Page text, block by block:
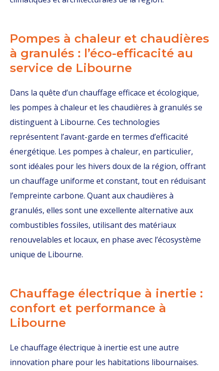
Pompes à chaleur et chaudières
à granulés : l’éco-efficacité au
service de Libourne
Dans la quête d’un chauffage efficace et écologique,
les pompes à chaleur et les chaudières à granulés se
distinguent à Libourne. Ces technologies
représentent l’avant-garde en termes d’efficacité
énergétique. Les pompes à chaleur, en particulier,
sont idéales pour les hivers doux de la région, offrant
un chauffage uniforme et constant, tout en réduisant
l’empreinte carbone. Quant aux chaudières à
granulés, elles sont une excellente alternative aux
combustibles fossiles, utilisant des matériaux
renouvelables et locaux, en phase avec l’écosystème
unique de Libourne.
Chauffage électrique à inertie :
confort et performance à
Libourne
Le chauffage électrique à inertie est une autre
innovation phare pour les habitations libournaises.